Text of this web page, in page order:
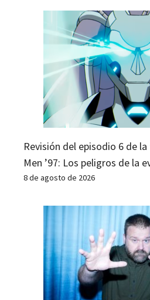
Revisión del episodio 6 de
Men ’97: Los peligros de la
8 de agosto de 2026